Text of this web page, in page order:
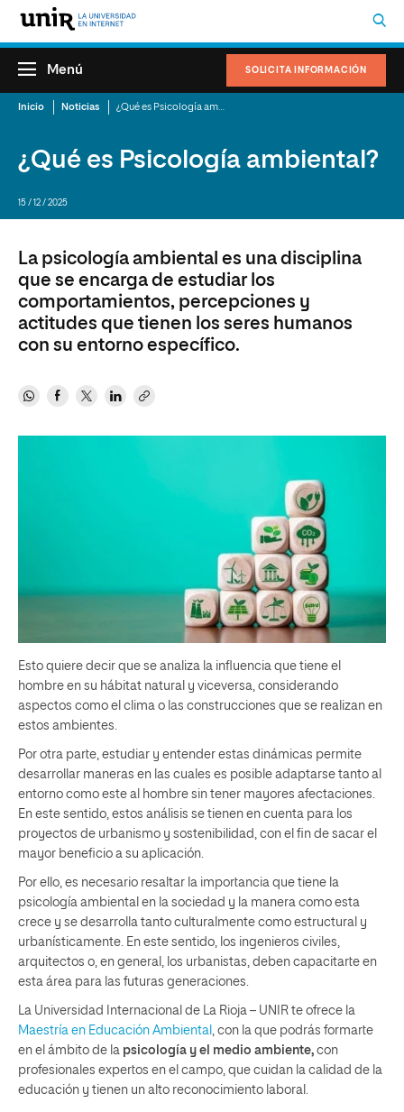
SOLICITA INFORMACIÓN
Menú
Inicio Noticias
¿Qué es Psicología ambiental?
15 / 12 / 2025
La psicología ambiental es una disciplina
que se encarga de estudiar los
comportamientos, percepciones y
actitudes que tienen los seres humanos
con su entorno específico.
Esto quiere decir que se analiza la influencia que tiene el
hombre en su hábitat natural y viceversa, considerando
aspectos como el clima o las construcciones que se realizan en
estos ambientes.
Por otra parte, estudiar y entender estas dinámicas permite
desarrollar maneras en las cuales es posible adaptarse tanto al
entorno como este al hombre sin tener mayores afectaciones.
En este sentido, estos análisis se tienen en cuenta para los
proyectos de urbanismo y sostenibilidad, con el fin de sacar el
mayor beneficio a su aplicación.
Por ello, es necesario resaltar la importancia que tiene la
psicología ambiental en la sociedad y la manera como esta
crece y se desarrolla tanto culturalmente como estructural y
urbanísticamente. En este sentido, los ingenieros civiles,
arquitectos o, en general, los urbanistas, deben capacitarte en
esta área para las futuras generaciones.
La Universidad Internacional de La Rioja – UNIR te ofrece la
Maestría en Educación Ambiental
, con la que podrás formarte
en el ámbito de la psicología y el medio ambiente, con
profesionales expertos en el campo, que cuidan la calidad de la
educación y tienen un alto reconocimiento laboral.